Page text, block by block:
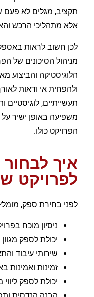
תקציב, מגלים לא פעם
אלא מתהליכי הרכש
לכן חשוב לראות
מניהול הסיכונים של
הלוגיסטיקה והביצוע
ולהפחית אי ודאות
תעשייתיים,
משפיעה באופן ישיר
הפרויקט כולו.
איך
לפרויקט
לפני בחירת ספק,
ניסיון מוכח
יכולת לספק
שירותי עיבוד
זמינות ואמינות
יכולת לספק